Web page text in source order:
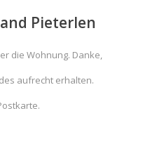
Pieterlen
die Wohnung. Danke,
aufrecht erhalten.